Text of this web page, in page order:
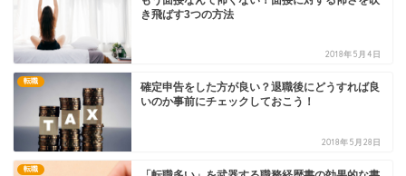
き飛ばす3つの方法
2018年5月4日
転職
確定申告をした方が良い？退職後にどうすれば良
いのか事前にチェックしておこう！
2018年5月28日
転職